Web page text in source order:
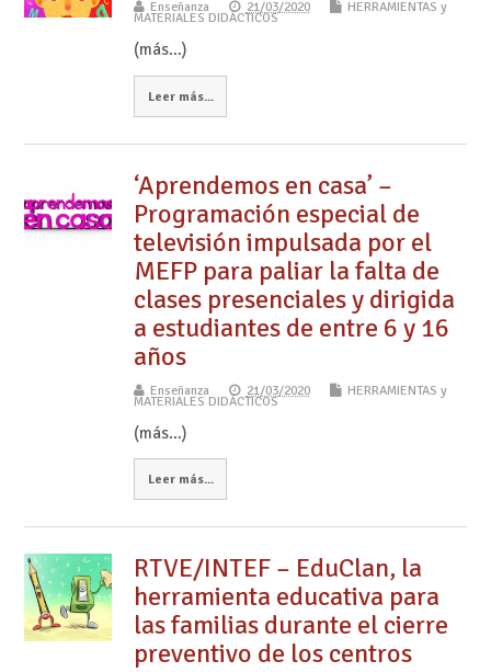
Enseñanza 21/03/2020 HERRAMIENTAS y
MATERIALES DIDÁCTICOS
(más…)
Leer más...
‘Aprendemos en casa’ –
Programación especial de
televisión impulsada por el
MEFP para paliar la falta de
clases presenciales y dirigida
a estudiantes de entre 6 y 16
años
Enseñanza 21/03/2020 HERRAMIENTAS y
MATERIALES DIDÁCTICOS
(más…)
Leer más...
RTVE/INTEF – EduClan, la
herramienta educativa para
las familias durante el cierre
preventivo de los centros